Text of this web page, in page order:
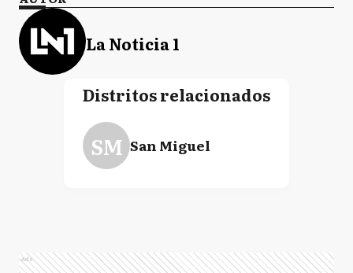
La Noticia 1
Distritos relacionados
SM San Miguel
Ads